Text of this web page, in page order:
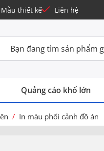
Mẫu thiết kế Liên hệ
Quảng cáo khổ lớn
/ In màu phối cảnh đồ án